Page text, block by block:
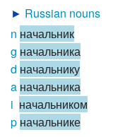
► Russian nouns
n начальник
g начальника
d начальнику
a начальника
i начальником
p начальнике